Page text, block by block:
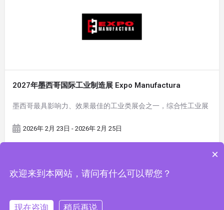
2027年墨西哥国际工业制造展 Expo Manufactura
墨西哥最具影响力、效果最佳的工业类展会之一，综合性工业展
2026年 2月 23日 - 2026年 2月 25日
×
欢迎来到本网站，请问有什么可以帮您？
现在咨询 稍后再说